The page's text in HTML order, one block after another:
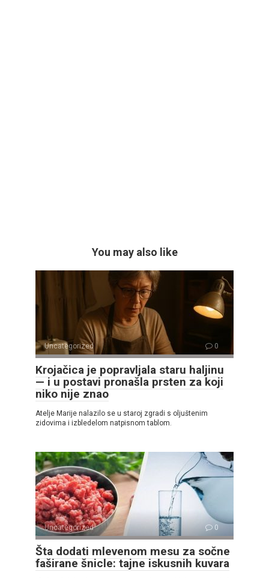
You may also like
Uncategorized 0
Krojačica je popravljala staru haljinu
— i u postavi pronašla prsten za koji
niko nije znao
Atelje Marije nalazilo se u staroj zgradi s oljuštenim
zidovima i izbledelom natpisnom tablom.
Uncategorized 0
Šta dodati mlevenom mesu za sočne
faširane šnicle: tajne iskusnih kuvara